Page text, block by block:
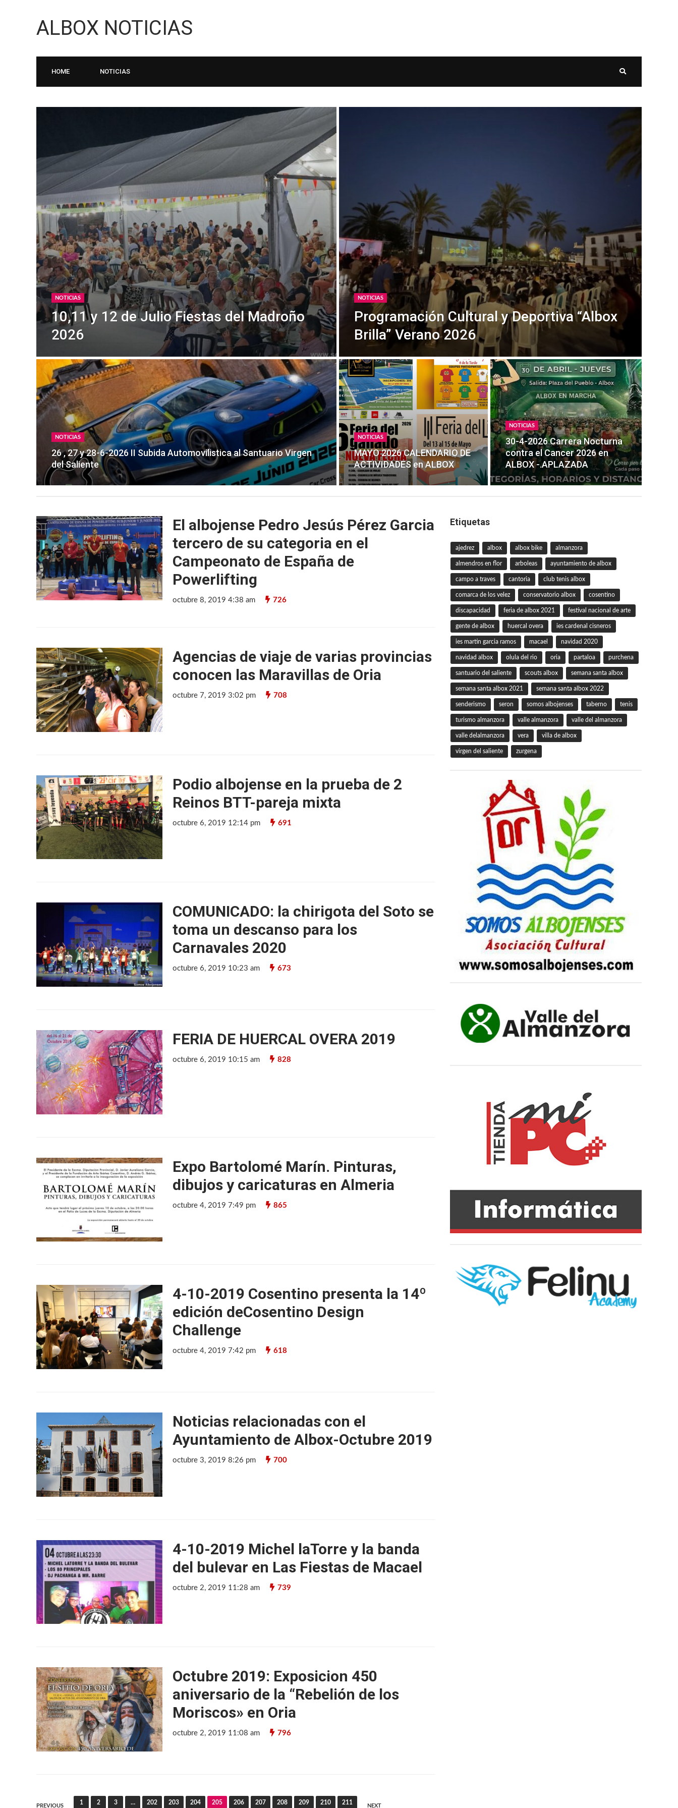
ALBOX NOTICIAS
HOME NOTICIAS
NOTICIAS
10,11 y 12 de Julio Fiestas del Madroño
2026
NOTICIAS
Programación Cultural y Deportiva “Albox
Brilla” Verano 2026
NOTICIAS
26 , 27 y 28-6-2026 II Subida Automovilistica al Santuario Virgen
del Saliente
NOTICIAS
MAYO 2026 CALENDARIO DE
ACTIVIDADES en ALBOX
NOTICIAS
30-4-2026 Carrera Nocturna
contra el Cancer 2026 en
ALBOX -.APLAZADA
El albojense Pedro Jesús Pérez Garcia
tercero de su categoria en el
Campeonato de España de
Powerlifting
octubre 8, 2019 4:38 am 726
Agencias de viaje de varias provincias
conocen las Maravillas de Oria
octubre 7, 2019 3:02 pm 708
Podio albojense en la prueba de 2
Reinos BTT-pareja mixta
octubre 6, 2019 12:14 pm 691
COMUNICADO: la chirigota del Soto se
toma un descanso para los
Carnavales 2020
octubre 6, 2019 10:23 am 673
FERIA DE HUERCAL OVERA 2019
octubre 6, 2019 10:15 am 828
Expo Bartolomé Marín. Pinturas,
dibujos y caricaturas en Almeria
octubre 4, 2019 7:49 pm 865
4-10-2019 Cosentino presenta la 14º
edición deCosentino Design
Challenge
octubre 4, 2019 7:42 pm 618
Noticias relacionadas con el
Ayuntamiento de Albox-Octubre 2019
octubre 3, 2019 8:26 pm 700
4-10-2019 Michel laTorre y la banda
del bulevar en Las Fiestas de Macael
octubre 2, 2019 11:28 am 739
Octubre 2019: Exposicion 450
aniversario de la “Rebelión de los
Moriscos» en Oria
octubre 2, 2019 11:08 am 796
PREVIOUS
1 2 3 … 202 203 204 205 206 207 208 209 210 211
NEXT
Etiquetas
ajedrez albox albox bike almanzora
almendros en flor arboleas ayuntamiento de albox
campo a traves cantoria club tenis albox
comarca de los velez conservatorio albox cosentino
discapacidad feria de albox 2021 festival nacional de arte
gente de albox huercal overa ies cardenal cisneros
ies martin garcia ramos macael navidad 2020
navidad albox olula del rio oria partaloa purchena
santuario del saliente scouts albox semana santa albox
semana santa albox 2021 semana santa albox 2022
senderismo seron somos albojenses taberno tenis
turismo almanzora valle almanzora valle del almanzora
valle delalmanzora vera villa de albox
virgen del saliente zurgena